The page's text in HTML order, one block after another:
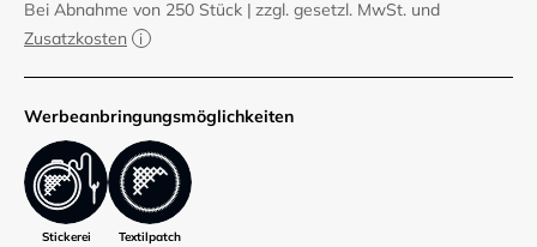
Bei Abnahme von 250 Stück | zzgl. gesetzl. MwSt. und
Zusatzkosten
Werbe­anbringungs­möglich­keiten
Stickerei Textilpatch